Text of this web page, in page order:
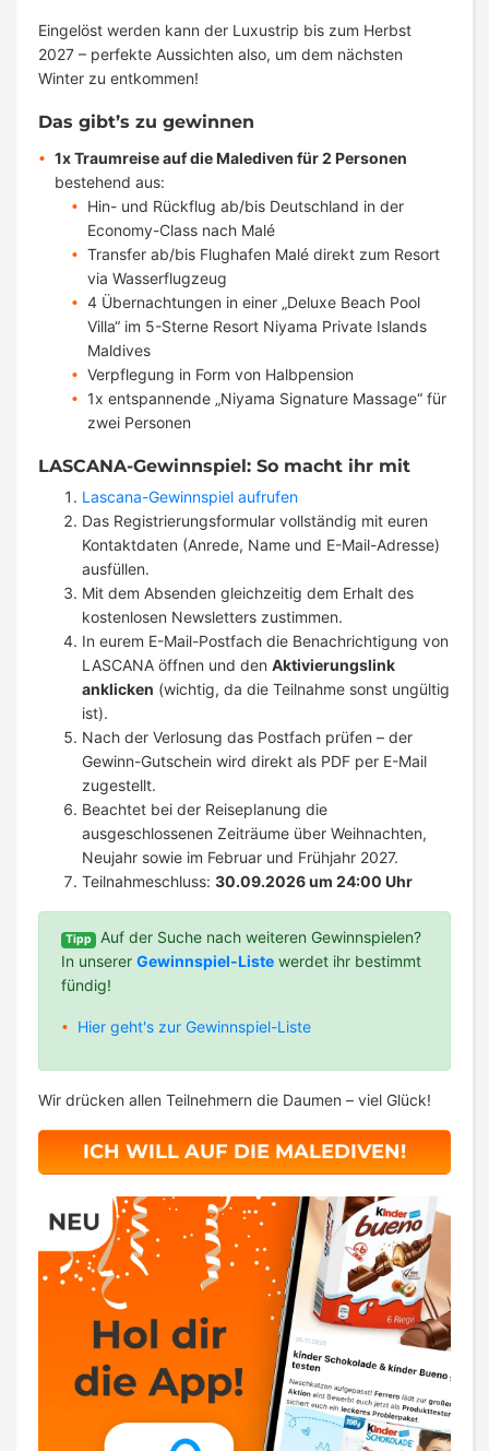
Eingelöst werden kann der Luxustrip bis zum Herbst
2027 – perfekte Aussichten also, um dem nächsten
Winter zu entkommen!
Das gibt’s zu gewinnen
1x Traumreise auf die Malediven für 2 Personen
bestehend aus:
Hin- und Rückflug ab/bis Deutschland in der
Economy-Class nach Malé
Transfer ab/bis Flughafen Malé direkt zum Resort
via Wasserflugzeug
4 Übernachtungen in einer „Deluxe Beach Pool
Villa“ im 5-Sterne Resort Niyama Private Islands
Maldives
Verpflegung in Form von Halbpension
1x entspannende „Niyama Signature Massage“ für
zwei Personen
LASCANA-Gewinnspiel: So macht ihr mit
Lascana-Gewinnspiel aufrufen
Das Registrierungsformular vollständig mit euren
Kontaktdaten (Anrede, Name und E-Mail-Adresse)
ausfüllen.
Mit dem Absenden gleichzeitig dem Erhalt des
kostenlosen Newsletters zustimmen.
In eurem E-Mail-Postfach die Benachrichtigung von
LASCANA öffnen und den Aktivierungslink
anklicken (wichtig, da die Teilnahme sonst ungültig
ist).
Nach der Verlosung das Postfach prüfen – der
Gewinn-Gutschein wird direkt als PDF per E-Mail
zugestellt.
Beachtet bei der Reiseplanung die
ausgeschlossenen Zeiträume über Weihnachten,
Neujahr sowie im Februar und Frühjahr 2027.
Teilnahmeschluss: 30.09.2026 um 24:00 Uhr
Tipp
Auf der Suche nach weiteren Gewinnspielen?
In unserer Gewinnspiel-Liste werdet ihr bestimmt
fündig!
Hier geht's zur Gewinnspiel-Liste
Wir drücken allen Teilnehmern die Daumen – viel Glück!
ICH WILL AUF DIE MALEDIVEN!